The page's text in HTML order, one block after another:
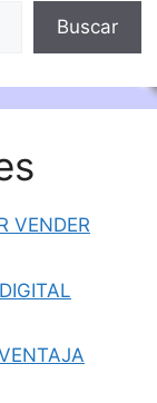
Buscar
VENDER